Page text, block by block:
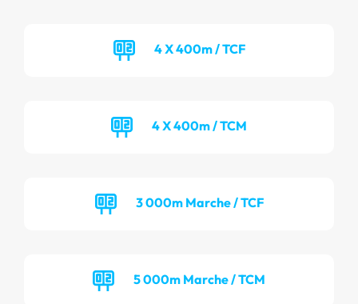
4 X 400m / TCF
4 X 400m / TCM
3 000m Marche / TCF
5 000m Marche / TCM